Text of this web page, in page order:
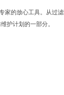
家的放心工具。从过
护计划的一部分。